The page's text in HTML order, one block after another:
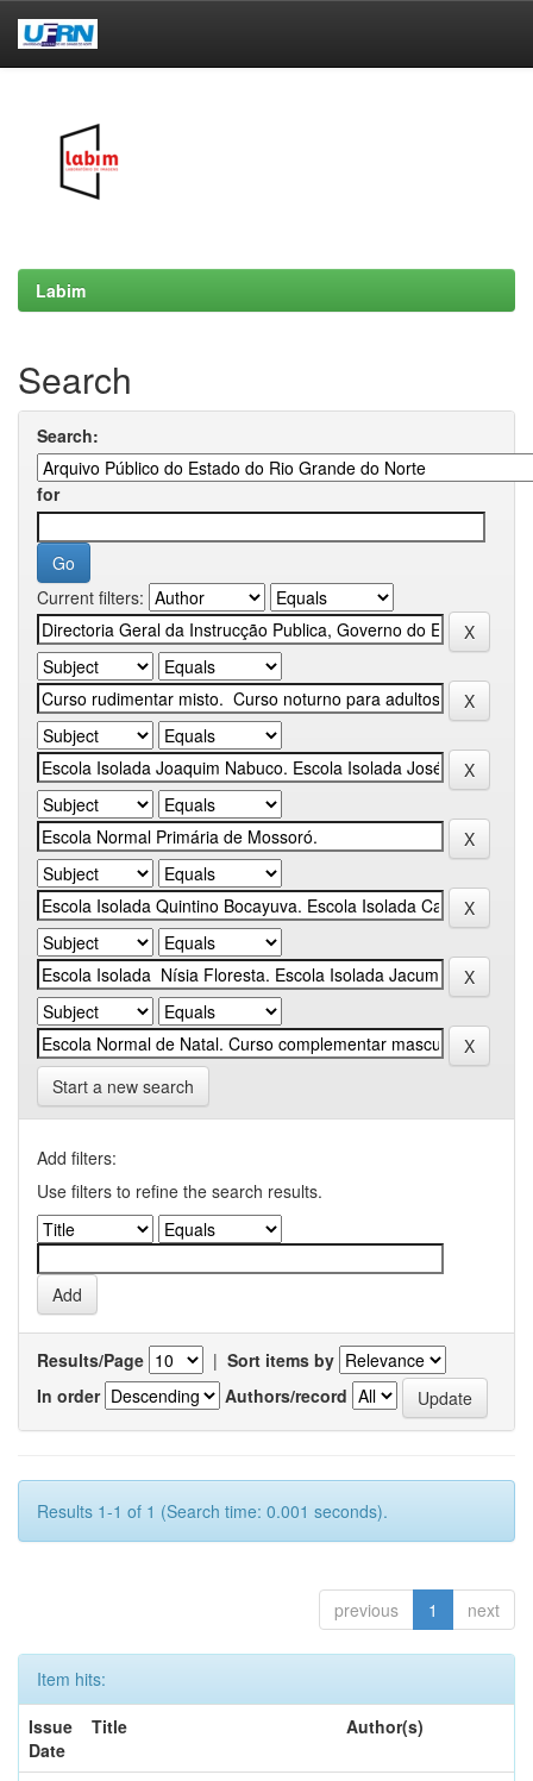
Labim
Search
Search:
for
Current filters:
Start a new search
Add filters:
Use filters to refine the search results.
Results/Page | Sort items by
In order
Authors/record
Results 1-1 of 1 (Search time: 0.001 seconds).
previous 1 next
Item hits:
Issue
Date
Title Author(s)